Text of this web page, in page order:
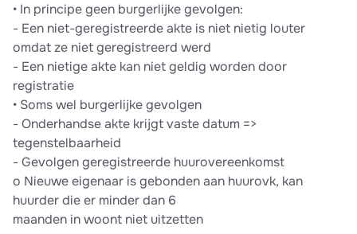
• In principe geen burgerlijke gevolgen:
- Een niet-geregistreerde akte is niet nietig louter
omdat ze niet geregistreerd werd
- Een nietige akte kan niet geldig worden door
registratie
• Soms wel burgerlijke gevolgen
- Onderhandse akte krijgt vaste datum =>
tegenstelbaarheid
- Gevolgen geregistreerde huurovereenkomst
o Nieuwe eigenaar is gebonden aan huurovk, kan
huurder die er minder dan 6
maanden in woont niet uitzetten